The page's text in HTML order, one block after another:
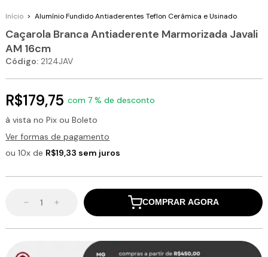
Início > Alumínio Fundido Antiaderentes Teflon Cerâmica e Usinado
Caçarola Branca Antiaderente Marmorizada Javali
AM 16cm
Código: 2124JAV
R$179,75 com 7 % de desconto
à vista no Pix ou Boleto
Ver formas de pagamento
ou 10x de R$19,33 sem juros
COMPRAR AGORA